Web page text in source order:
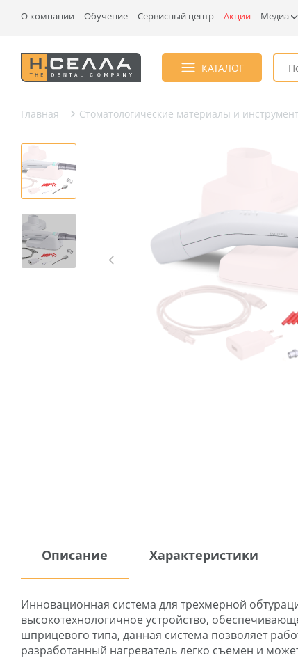
О компании Обучение Сервисный центр Акции Медиа
КАТАЛОГ
Главная Стоматологические материалы и
Описание Характеристики
Инновационная система для трехмерной
высокотехнологичное устройство,
шприцевого типа, данная система позволяет
разработанный нагреватель легко съемен и